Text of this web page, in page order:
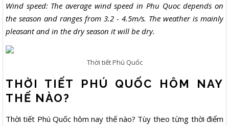
Wind speed: The average wind speed in Phu Quoc depends on
the season and ranges from 3.2 - 4.5m/s. The weather is mainly
pleasant and in the dry season it will be dry.
Thời tiết Phú Quốc
THỜI TIẾT PHÚ QUỐC HÔM NAY
THẾ NÀO?
Thời tiết Phú Quốc hôm nay thế nào? Tùy theo từng thời điểm